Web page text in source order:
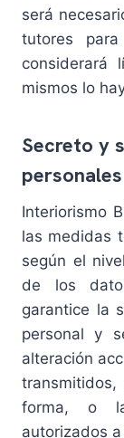
será
tutores
mismos lo
Secreto y
personales
Interiorismo
las medidas
según el
de los
garantice la
personal y
alteración
forma, o
autorizados